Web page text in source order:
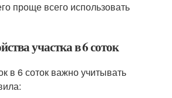
проще всего использовать
участка в 6 соток
в 6 соток важно учитывать